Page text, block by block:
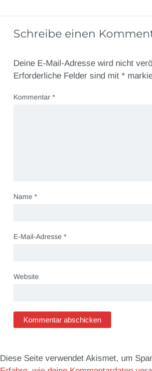
Schreibe einen
Deine E-Mail-Adresse wird nicht
Erforderliche Felder sind mit *
Kommentar *
Name *
E-Mail-Adresse *
Website
Diese Seite verwendet Akismet, um